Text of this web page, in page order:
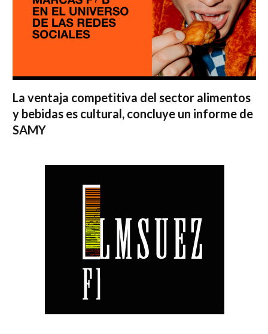
La ventaja competitiva del sector alimentos
y bebidas es cultural, concluye un informe de
SAMY